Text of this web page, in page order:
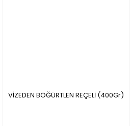
VİZEDEN BÖĞÜRTLEN REÇELİ (400Gr)